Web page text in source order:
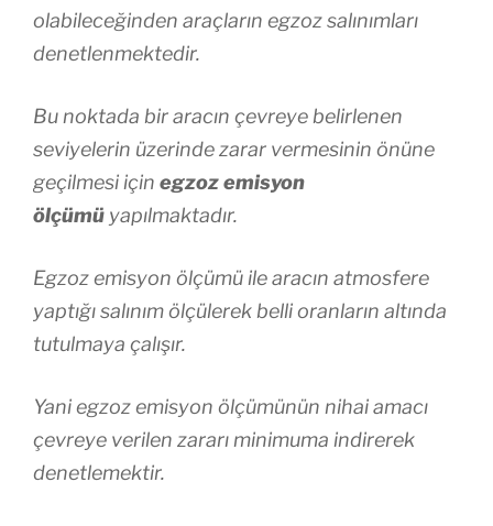
olabileceğinden araçların egzoz salınımları
denetlenmektedir.
Bu noktada bir aracın çevreye belirlenen
seviyelerin üzerinde zarar vermesinin önüne
geçilmesi için egzoz emisyon
ölçümü yapılmaktadır.
Egzoz emisyon ölçümü ile aracın atmosfere
yaptığı salınım ölçülerek belli oranların altında
tutulmaya çalışır.
Yani egzoz emisyon ölçümünün nihai amacı
çevreye verilen zararı minimuma indirerek
denetlemektir.